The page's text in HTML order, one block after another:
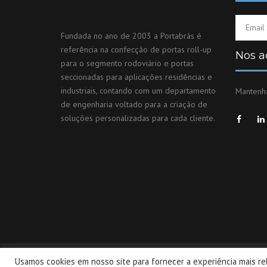
Fundada no ano de 2003 a Portabrás é
referência na confecção de portas roll-up
para o segmento rodoviário e portas
seccionadas para aplicações residências e
industriais, contando com um departamento
de engenharia voltado para a criação de
soluções personalizadas para cada cliente.
Nos
Usamos cookies em nosso site para fornecer a experiência mais